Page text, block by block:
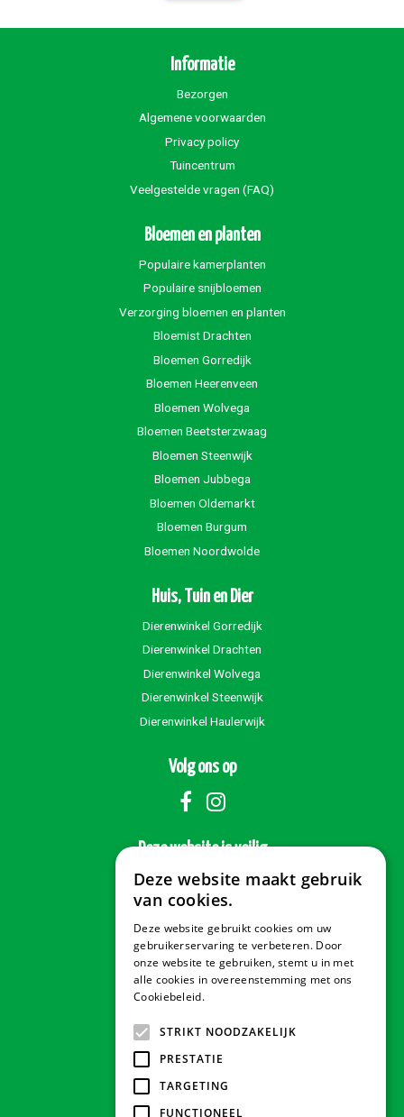
Informatie
Bezorgen
Algemene voorwaarden
Privacy policy
Tuincentrum
Veelgestelde vragen (FAQ)
Bloemen en planten
Populaire kamerplanten
Populaire snijbloemen
Verzorging bloemen en planten
Bloemist Drachten
Bloemen Gorredijk
Bloemen Heerenveen
Bloemen Wolvega
Bloemen Beetsterzwaag
Bloemen Steenwijk
Bloemen Jubbega
Bloemen Oldemarkt
Bloemen Burgum
Bloemen Noordwolde
Huis, Tuin en Dier
Dierenwinkel Gorredijk
Dierenwinkel Drachten
Dierenwinkel Wolvega
Dierenwinkel Steenwijk
Dierenwinkel Haulerwijk
Volg ons op
Deze website is veilig
Veilig betalen
Contact & Openingstijden
Tuindorado Gorredijk
Deze website maakt gebruik
van cookies.
Deze website gebruikt cookies om uw
gebruikerservaring te verbeteren. Door
onze website te gebruiken, stemt u in met
alle cookies in overeenstemming met ons
Cookiebeleid.
STRIKT NOODZAKELIJK
PRESTATIE
TARGETING
FUNCTIONEEL